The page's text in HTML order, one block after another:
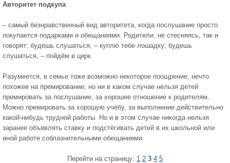
Авторитет подкупа
– самый безнравственный вид авторитета, когда послушание просто
покупается по­дарками и обещаниями. Родители, не стесняясь, так и
говорят: будешь слушаться, – куплю тебе лошадку; будешь
слушаться, – пойдём в цирк.
Разумеется, в семье тоже возможно некоторое поощ­рение, нечто
похожее на премирование; но ни в каком слу­чае нельзя детей
премировать за послушание, за хорошее отношение к родителям.
Можно премировать за хорошую учёбу, за выполнение действительно
какой-нибудь труд­ной работы. Но и в этом случае никогда нельзя
заранее объявлять ставку и подстёгивать детей в их школьной или
иной работе соблазнительными обещаниями.
Перейти на страницу: 1 2 3 4 5